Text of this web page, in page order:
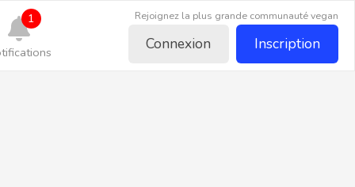
1 Rejoignez la plus grande communauté vegan
Connexion Inscription